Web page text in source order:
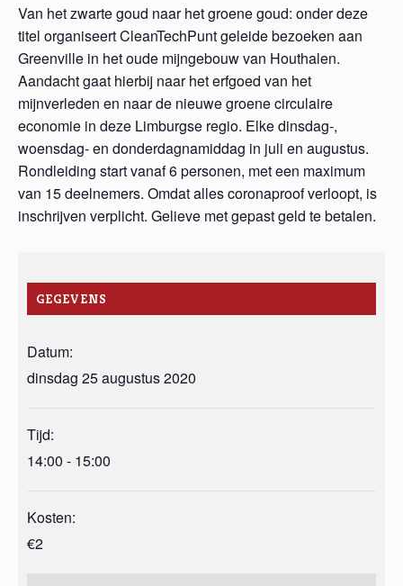
Van het zwarte goud naar het groene goud: onder deze
titel organiseert CleanTechPunt geleide bezoeken aan
Greenville in het oude mijngebouw van Houthalen.
Aandacht gaat hierbij naar het erfgoed van het
mijnverleden en naar de nieuwe groene circulaire
economie in deze Limburgse regio. Elke dinsdag-,
woensdag- en donderdagnamiddag in juli en augustus.
Rondleiding start vanaf 6 personen, met een maximum
van 15 deelnemers. Omdat alles coronaproof verloopt, is
inschrijven verplicht. Gelieve met gepast geld te betalen.
GEGEVENS
Datum:
dinsdag 25 augustus 2020
Tijd:
14:00 - 15:00
Kosten:
€2